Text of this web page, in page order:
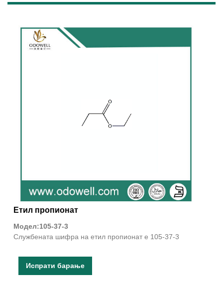
Етил пропионат
Модел:105-37-3
Службената шифра на етил пропионат е 105-37-3
Испрати барање